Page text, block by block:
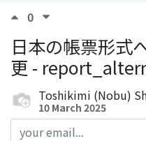
0
日本の帳票形式
更 -
Toshikimi (Nobu)
10 March 2025